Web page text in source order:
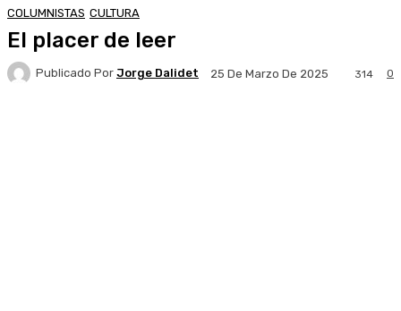
COLUMNISTAS CULTURA
El placer de leer
Publicado Por Jorge Dalidet 25 De Marzo De 2025 0
314